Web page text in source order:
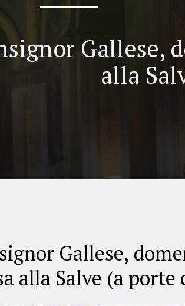
Gallese,
alla
Gallese,
alla Salve (a porte